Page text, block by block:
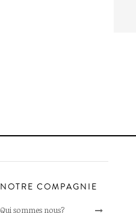
NOTRE COMPAGNIE
Qui sommes nous?